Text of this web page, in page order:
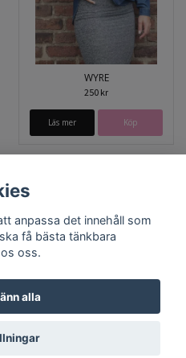
WYRE
250 kr
Läs mer Köp
Lagningslappar
2026 Ellwi
anpassa det innehåll som
få bästa tänkbara
oss.
alla